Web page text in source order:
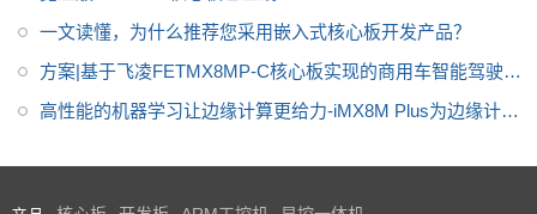
一文读懂，为什么推荐您采用嵌入式核心板开发产品？
方案|基于飞凌FETMX8MP-C核心板实现的商用车智能驾驶终
端
高性能的机器学习让边缘计算更给力-iMX8M Plus为边缘计算